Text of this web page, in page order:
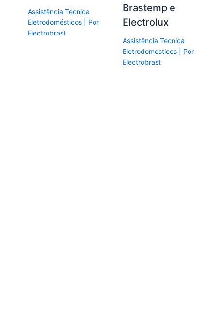
Assistência Técnica
Eletrodomésticos| Por
Electrobrast
Brastemp e
Electrolux
Assistência Técnica
Eletrodomésticos| Por
Electrobrast